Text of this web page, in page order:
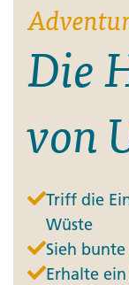
Die
von
Triff die
Wüste
Sieh
Erhalte